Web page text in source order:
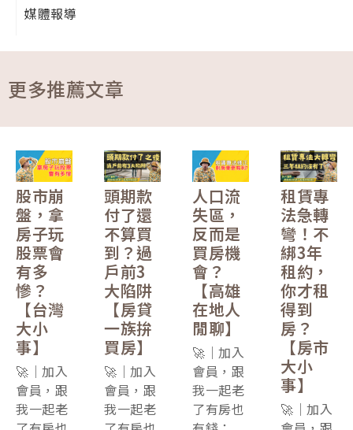
媒體報導
更多推薦文章
股市崩
盤，拿
房子玩
股票會
有多
慘？
【台灣
大小
事】
🚀｜加入
會員，跟
我一起老
頭期款
付了還
不算買
到？過
戶前3
大陷阱
【房貸
一族拚
買房】
🚀｜加入
會員，跟
我一起老
人口流
失區，
反而是
買房機
會？
【高雄
在地人
閒聊】
🚀｜加入
會員，跟
我一起老
了有房也
租賃專
法急轉
彎！不
綁3年
租約，
你才租
得到
房？
【房市
大小
事】
🚀｜加入